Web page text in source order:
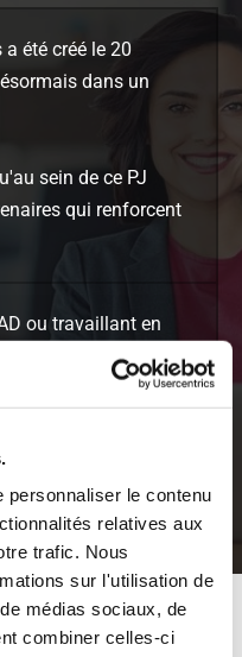
personnaliser le contenu
relatives aux
trafic. Nous
sur l'utilisation de
médias sociaux, de
combiner celles-ci
été créé le 20
dans un
sein de ce PJ
qui renforcent
ou travaillant en
Que Choisir /
d'arrêt